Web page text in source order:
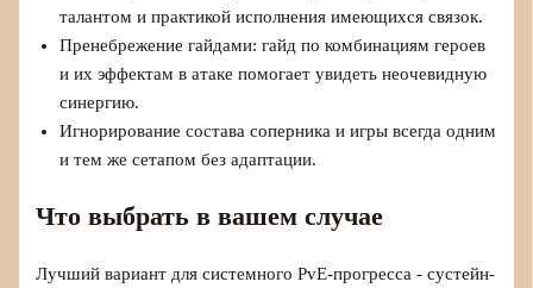
талантом и практикой исполнения имеющихся связок.
Пренебрежение гайдами: гайд по комбинациям героев
и их эффектам в атаке помогает увидеть неочевидную
синергию.
Игнорирование состава соперника и игры всегда одним
и тем же сетапом без адаптации.
Что выбрать в вашем случае
Лучший вариант для системного PvE-прогресса - сустейн-